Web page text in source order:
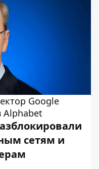
Google
Alphabet
сетям и